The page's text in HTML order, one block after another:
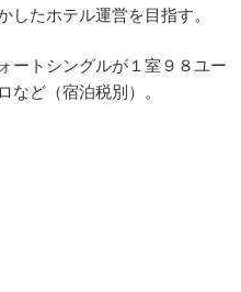
したホテル運営を目指す。
ートシングルが１室９８ユー
など（宿泊税別）。